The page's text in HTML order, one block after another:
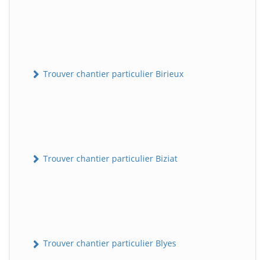
Trouver chantier particulier Birieux
Trouver chantier particulier Biziat
Trouver chantier particulier Blyes